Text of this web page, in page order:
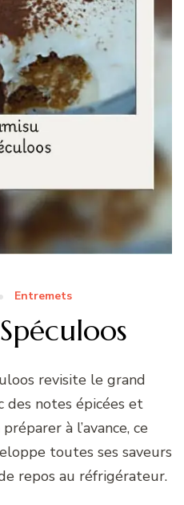
Entremets
revisite le grand
des notes épicées et
à l’avance, ce
toutes ses saveurs
repos au réfrigérateur.